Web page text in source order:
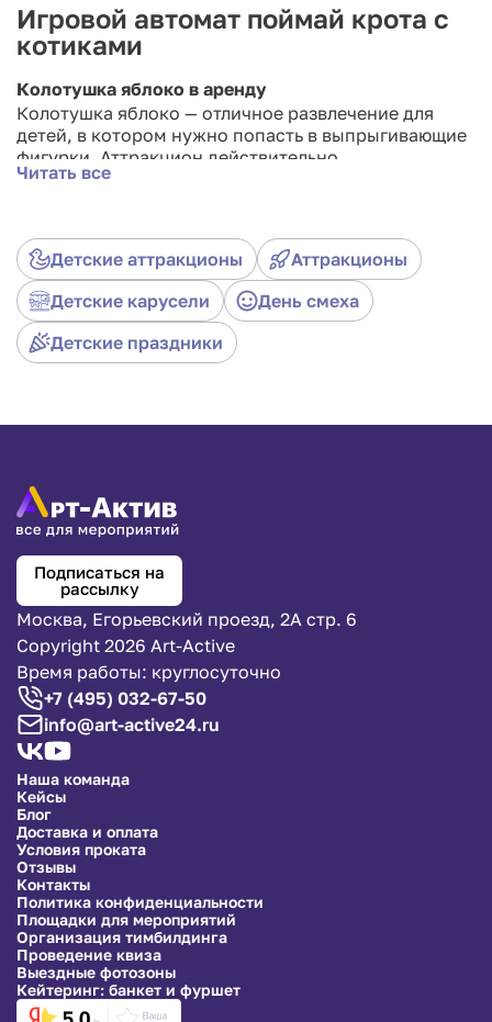
Игровой автомат поймай крота с
котиками
Колотушка яблоко в аренду
Колотушка яблоко — отличное развлечение для
детей, в котором нужно попасть в выпрыгивающие
фигурки. Аттракцион действительно
увлекательный, ведь осуществить, на первый взгляд
Читать все
Детские аттракционы
Аттракционы
Детские карусели
День смеха
Детские праздники
Подписаться на
рассылку
Москва, Егорьевский проезд, 2А стр. 6
Copyright 2026 Art-Active
Время работы: круглосуточно
+7 (495) 032-67-50
info@art-active24.ru
Наша команда
Кейсы
Блог
Доставка и оплата
Условия проката
Отзывы
Контакты
Политика конфиденциальности
Площадки для мероприятий
Организация тимбилдинга
Проведение квиза
Выездные фотозоны
Кейтеринг: банкет и фуршет